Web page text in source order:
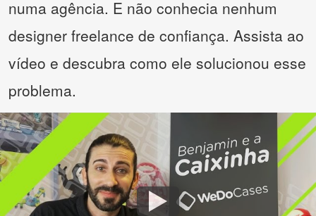
numa agência. E não conhecia nenhum
designer freelance de confiança. Assista ao
vídeo e descubra como ele solucionou esse
problema.